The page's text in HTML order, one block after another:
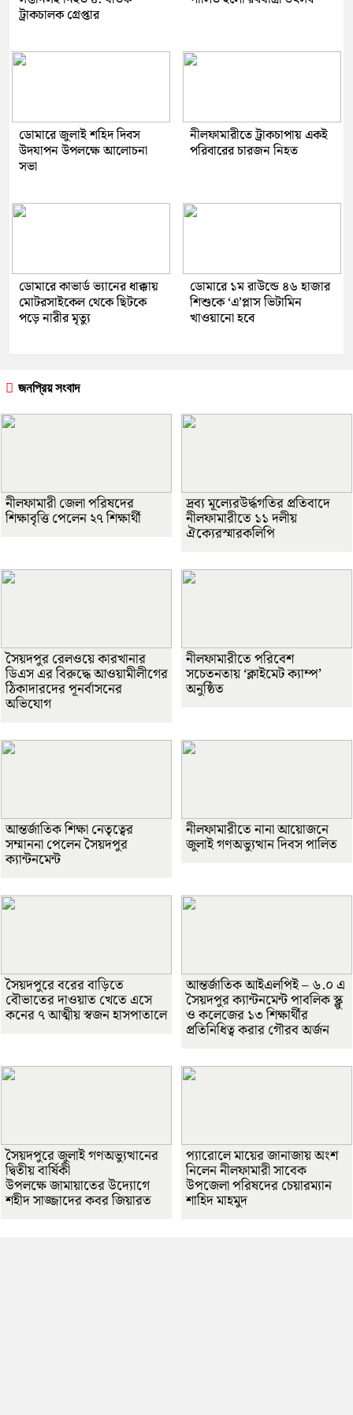
ট্রাকচালক গ্রেপ্তার
ডোমারে জুলাই শহিদ দিবস
উদযাপন উপলক্ষে আলোচনা
সভা
নীলফামারীতে ট্রাকচাপায় একই
পরিবারের চারজন নিহত
ডোমারে কাভার্ড ভ্যানের ধাক্কায়
মোটরসাইকেল থেকে ছিটকে
পড়ে নারীর মৃত্যু
ডোমারে ১ম রাউন্ডে ৪৬ হাজার
শিশুকে ‘এ’প্লাস ভিটামিন
খাওয়ানো হবে
জনপ্রিয় সংবাদ
নীলফামারী জেলা পরিষদের
শিক্ষাবৃত্তি পেলেন ২৭ শিক্ষার্থী
দ্রব্য মূল্যেরউর্দ্ধগতির প্রতিবাদে
নীলফামারীতে ১১ দলীয়
ঐক্যেরস্মারকলিপি
সৈয়দপুর রেলওয়ে কারখানার
ডিএস এর বিরুদ্ধে আওয়ামীলীগের
ঠিকাদারদের পূনর্বাসনের
অভিযোগ
নীলফামারীতে পরিবেশ
সচেতনতায় ‘ক্লাইমেট ক্যাম্প’
অনুষ্ঠিত
আন্তর্জাতিক শিক্ষা নেতৃত্বের
সম্মাননা পেলেন সৈয়দপুর
ক্যান্টনমেন্ট
নীলফামারীতে নানা আয়োজনে
জুলাই গণঅভ্যুত্থান দিবস পালিত
সৈয়দপুরে বরের বাড়িতে
বৌভাতের দাওয়াত খেতে এসে
কনের ৭ আত্মীয় স্বজন হাসপাতালে
আন্তর্জাতিক আইএলপিই – ৬.০ এ
সৈয়দপুর ক্যান্টনমেন্ট পাবলিক স্ক্লু
ও কলেজের ১৩ শিক্ষার্থীর
প্রতিনিধিত্ব করার গৌরব অর্জন
সৈয়দপুরে জুলাই গণঅভ্যুত্থানের
দ্বিতীয় বার্ষিকী
উপলক্ষে জামায়াতের উদ্যোগে
শহীদ সাজ্জাদের কবর জিয়ারত
প্যারোলে মায়ের জানাজায় অংশ
নিলেন নীলফামারী সাবেক
উপজেলা পরিষদের চেয়ারম্যান
শাহিদ মাহমুদ